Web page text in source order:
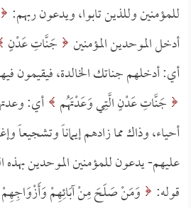
للمؤمنين وللذين تابوا، ويدعون ربهم:
أدخل الموحدين المؤمنين جَنَّاتِ عَدْنٍ
أي: أدخلهم جناتك الخالدة، فيقيمون
جَنَّاتِ عَدْنٍ الَّتِي وَعَدْتَهُم أي:
أحياء، وذاك مما زادهم إيماناً وتشجيعاً
عليهم- يدعون للمؤمنين الموحدين
قوله:
وَمَنْ صَلَحَ مِنْ آبَائِهِمْ وَأَزْوَاجِهِمْ